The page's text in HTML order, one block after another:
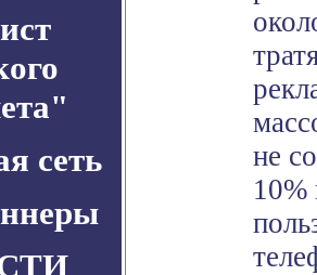
сеть
не
10%